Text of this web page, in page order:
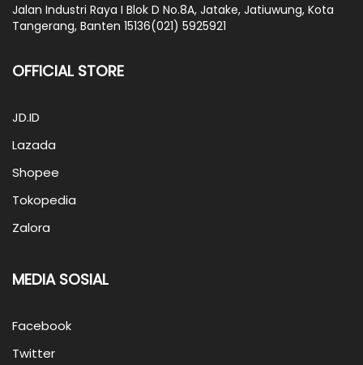
Jalan Industri Raya I Blok D No.8A, Jatake, Jatiuwung, Kota
Tangerang, Banten 15136(021) 5925921
OFFICIAL STORE
JD.ID
Lazada
Shopee
Tokopedia
Zalora
MEDIA SOSIAL
Facebook
Twitter